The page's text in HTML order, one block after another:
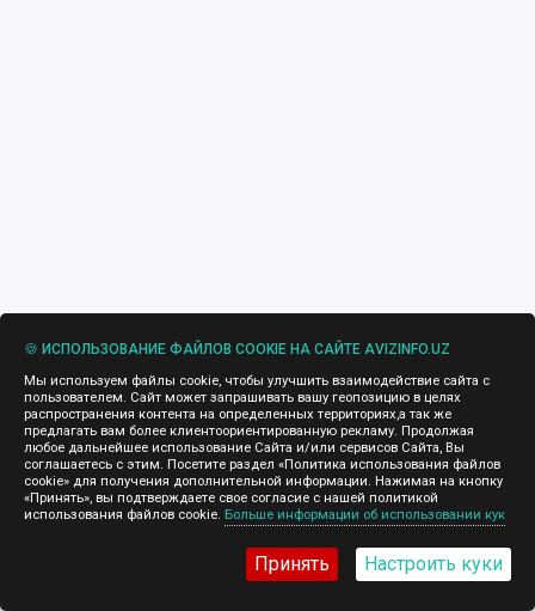
🍪 ИСПОЛЬЗОВАНИЕ ФАЙЛОВ COOKIE НА САЙТЕ AVIZINFO.UZ
Мы используем файлы cookie, чтобы улучшить взаимодействие сайта с
пользователем. Сайт может запрашивать вашу геопозицию в целях
распространения контента на определенных территориях,а так же
предлагать вам более клиентоориентированную рекламу. Продолжая
любое дальнейшее использование Сайта и/или сервисов Сайта, Вы
соглашаетесь с этим. Посетите раздел «Политика использования файлов
cookie» для получения дополнительной информации. Нажимая на кнопку
«Принять», вы подтверждаете свое согласие с нашей политикой
использования файлов cookie. Больше информации об использовании кук
Принять Настроить куки